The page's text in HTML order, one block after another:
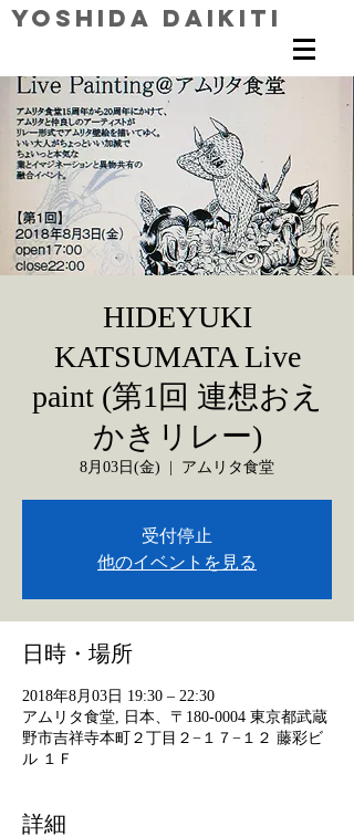
Yoshida Daikiti
HIDEYUKI
KATSUMATA Live
paint (第1回 連想おえ
かきリレー)
8月03日(金) アムリタ食堂
受付停止
他のイベントを見る
日時・場所
2018年8月03日 19:30 – 22:30
アムリタ食堂, 日本、〒180-0004 東京都武蔵
野市吉祥寺本町２丁目２−１７−１２ 藤彩ビ
ル １Ｆ
詳細